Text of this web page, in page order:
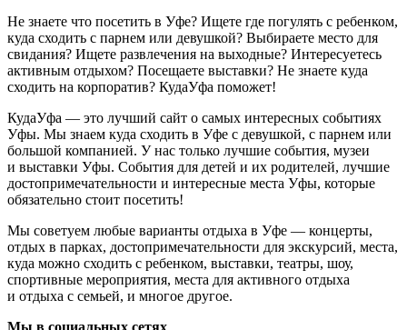
Не знаете что посетить в Уфе? Ищете где погулять с ребенком,
куда сходить с парнем или девушкой? Выбираете место для
свидания? Ищете развлечения на выходные? Интересуетесь
активным отдыхом? Посещаете выставки? Не знаете куда
сходить на корпоратив? КудаУфа поможет!
КудаУфа — это лучший сайт о самых интересных событиях
Уфы. Мы знаем куда сходить в Уфе с девушкой, с парнем или
большой компанией. У нас только лучшие события, музеи
и выставки Уфы. События для детей и их родителей, лучшие
достопримечательности и интересные места Уфы, которые
обязательно стоит посетить!
Мы советуем любые варианты отдыха в Уфе — концерты,
отдых в парках, достопримечательности для экскурсий, места,
куда можно сходить с ребенком, выставки, театры, шоу,
спортивные мероприятия, места для активного отдыха
и отдыха с семьей, и многое другое.